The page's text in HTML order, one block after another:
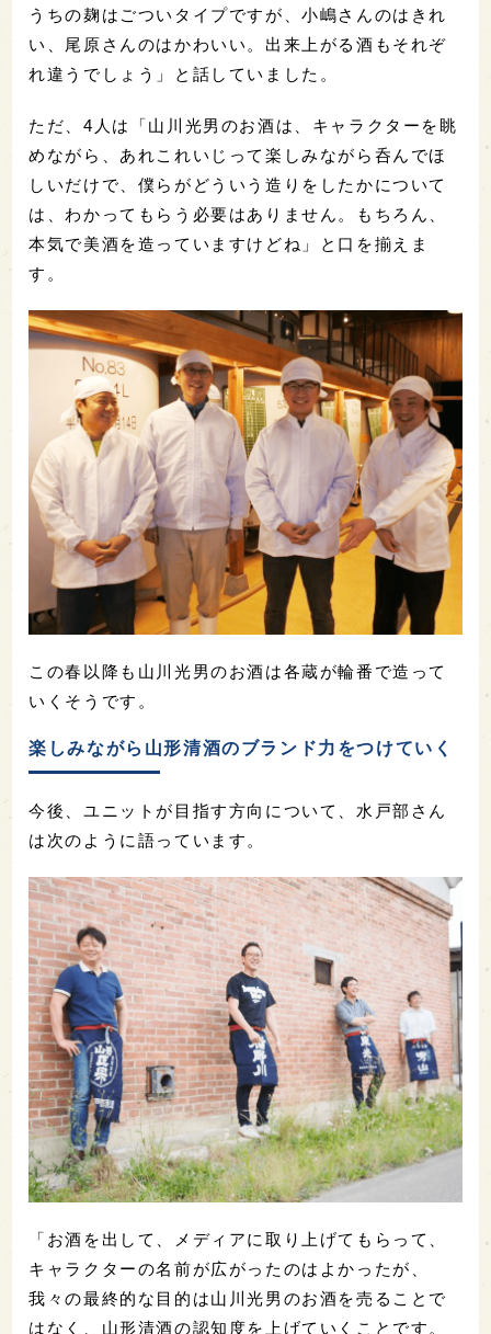
うちの麹はごついタイプですが、小嶋さんのはきれ
い、尾原さんのはかわいい。出来上がる酒もそれぞ
れ違うでしょう」と話していました。
ただ、4人は「山川光男のお酒は、キャラクターを眺
めながら、あれこれいじって楽しみながら呑んでほ
しいだけで、僕らがどういう造りをしたかについて
は、わかってもらう必要はありません。もちろん、
本気で美酒を造っていますけどね」と口を揃えま
す。
この春以降も山川光男のお酒は各蔵が輪番で造って
いくそうです。
楽しみながら山形清酒のブランド力をつけていく
今後、ユニットが目指す方向について、水戸部さん
は次のように語っています。
「お酒を出して、メディアに取り上げてもらって、
キャラクターの名前が広がったのはよかったが、
我々の最終的な目的は山川光男のお酒を売ることで
はなく、山形清酒の認知度を上げていくことです。